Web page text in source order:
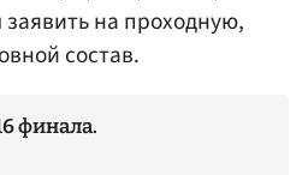
на проходную,
состав.
финала.